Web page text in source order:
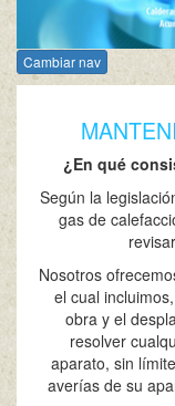
Cambiar nav
¿En qué
Según la
gas de
Nosotros
el cual
obra y el
resolver
aparato, sin
averías de su